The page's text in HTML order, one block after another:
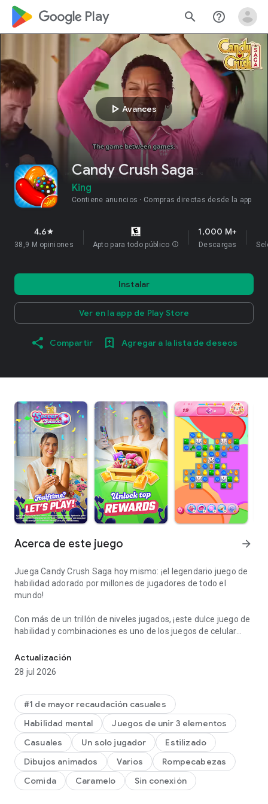
google_logo Play search help_outline
play_arrow Avances
Candy Crush Saga
King
Contiene anuncios Compras directas desde la app
4.6star
38,9 M opiniones Apto para todo público info
1,000 M+
Descargas
Instalar
Ver en la app de Play Store
Compartir Agregar a la lista de deseos
Acerca de este juego arrow_forward
Juega Candy Crush Saga hoy mismo: ¡el legendario juego de
habilidad adorado por millones de jugadores de todo el
mundo!
Con más de un trillón de niveles jugados, ¡este dulce juego de
habilidad y combinaciones es uno de los juegos de celular
Intercambia y combina caramelos en esta deliciosa aventura
de habilidad para llegar al siguiente nivel y saborear esa dulce
sensación de triunfo. ¡Resuelve rompecabezas pensando
deliciosas cascadas de colores y ricos combos de caramelos!
Planea tus movimientos combinando 3 o más caramelos en
una fila y usa bien tus boosters para superar los
rompecabezas más complicados. ¡Haz explotar el chocolate y
recoge dulces caramelos a través de miles de niveles que te
dejarán con ganas de más!
Actualización
28 jul 2026
#1 de mayor recaudación casuales
Habilidad mental
Juegos de unir 3 elementos
Casuales
Un solo jugador
Estilizado
Dibujos animados
Varios
Rompecabezas
Comida
Caramelo Sin conexión